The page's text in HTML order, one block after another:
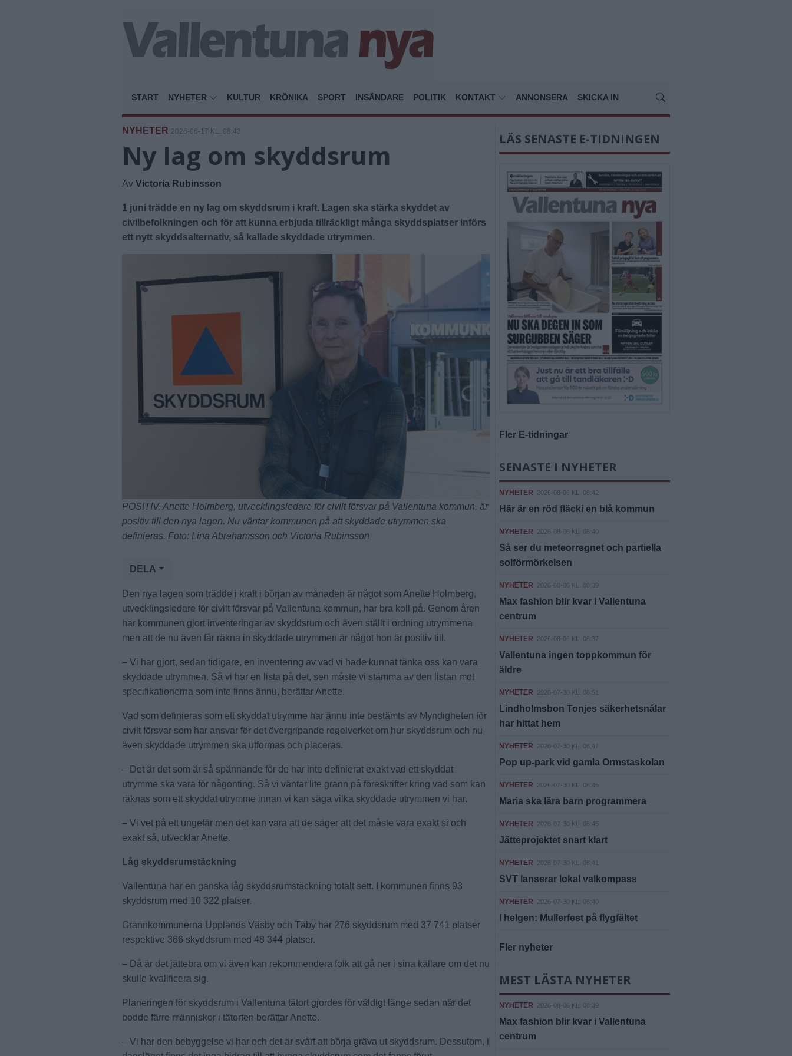
START NYHETER KULTUR KRÖNIKA SPORT INSÄNDARE POLITIK KONTAKT ANNONSERA SKICKA IN
NYHETER 2026-06-17 KL. 08:43
Ny lag om skyddsrum
Av Victoria Rubinsson
1 juni trädde en ny lag om skyddsrum i kraft. Lagen ska stärka skyddet av
civilbefolkningen och för att kunna erbjuda tillräckligt många skyddsplatser införs
ett nytt skyddsalternativ, så kallade skyddade utrymmen.
POSITIV. Anette Holmberg, utvecklingsledare för civilt försvar på Vallentuna kommun, är
positiv till den nya lagen. Nu väntar kommunen på att skyddade utrymmen ska
definieras. Foto: Lina Abrahamsson och Victoria Rubinsson
DELA
Den nya lagen som trädde i kraft i början av månaden är något som Anette Holmberg,
utvecklingsledare för civilt försvar på Vallentuna kommun, har bra koll på. Genom åren
har kommunen gjort inventeringar av skyddsrum och även ställt i ordning utrymmena
men att de nu även får räkna in skyddade utrymmen är något hon är positiv till.
– Vi har gjort, sedan tidigare, en inventering av vad vi hade kunnat tänka oss kan vara
skyddade utrymmen. Så vi har en lista på det, sen måste vi stämma av den listan mot
specifikationerna som inte finns ännu, berättar Anette.
Vad som definieras som ett skyddat utrymme har ännu inte bestämts av Myndigheten för
civilt försvar som har ansvar för det övergripande regelverket om hur skyddsrum och nu
även skyddade utrymmen ska utformas och placeras.
– Det är det som är så spännande för de har inte definierat exakt vad ett skyddat
utrymme ska vara för någonting. Så vi väntar lite grann på föreskrifter kring vad som kan
räknas som ett skyddat utrymme innan vi kan säga vilka skyddade utrymmen vi har.
– Vi vet på ett ungefär men det kan vara att de säger att det måste vara exakt si och
exakt så, utvecklar Anette.
Låg skyddsrumstäckning
Vallentuna har en ganska låg skyddsrumstäckning totalt sett. I kommunen finns 93
skyddsrum med 10 322 platser.
Grannkommunerna Upplands Väsby och Täby har 276 skyddsrum med 37 741 platser
respektive 366 skyddsrum med 48 344 platser.
– Då är det jättebra om vi även kan rekommendera folk att gå ner i sina källare om det nu
skulle kvalificera sig.
Planeringen för skyddsrum i Vallentuna tätort gjordes för väldigt länge sedan när det
bodde färre människor i tätorten berättar Anette.
– Vi har den bebyggelse vi har och det är svårt att börja gräva ut skyddsrum. Dessutom, i
LÄS SENASTE E-TIDNINGEN
Fler E-tidningar
SENASTE I NYHETER
NYHETER 2026-08-06 KL. 08:42
Här är en röd fläcki en blå kommun
NYHETER 2026-08-06 KL. 08:40
Så ser du meteorregnet och partiella
solförmörkelsen
NYHETER 2026-08-06 KL. 08:39
Max fashion blir kvar i Vallentuna
centrum
NYHETER 2026-08-06 KL. 08:37
Vallentuna ingen toppkommun för
äldre
NYHETER 2026-07-30 KL. 08:51
Lindholmsbon Tonjes säkerhetsnålar
har hittat hem
NYHETER 2026-07-30 KL. 08:47
Pop up-park vid gamla Ormstaskolan
NYHETER 2026-07-30 KL. 08:45
Maria ska lära barn programmera
NYHETER 2026-07-30 KL. 08:45
Jätteprojektet snart klart
NYHETER 2026-07-30 KL. 08:41
SVT lanserar lokal valkompass
NYHETER 2026-07-30 KL. 08:40
I helgen: Mullerfest på flygfältet
Fler nyheter
MEST LÄSTA NYHETER
NYHETER 2026-08-06 KL. 08:39
Max fashion blir kvar i Vallentuna
centrum